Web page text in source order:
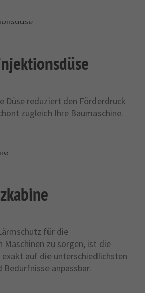
Düse reduziert den Förderdruck
zugleich Ihre Baumaschine.
für die
Maschinen zu sorgen, ist die
exakt auf die unterschiedlichsten
anpassbar.